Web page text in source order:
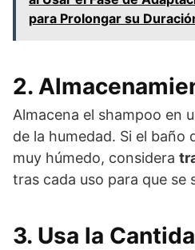
para Prolongar su
2.
Almacena el shampoo en
de la humedad. Si el baño
muy húmedo, considera
tras cada uso para que se
3. Usa la